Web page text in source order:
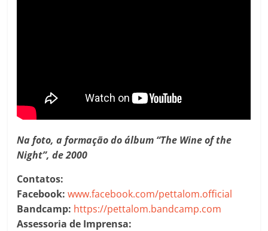
Na foto, a formação do álbum “The Wine of the
Night”, de 2000
Contatos:
Facebook:www.facebook.com/pettalom.official
Bandcamp: https://pettalom.bandcamp.com
Assessoria de Imprensa: